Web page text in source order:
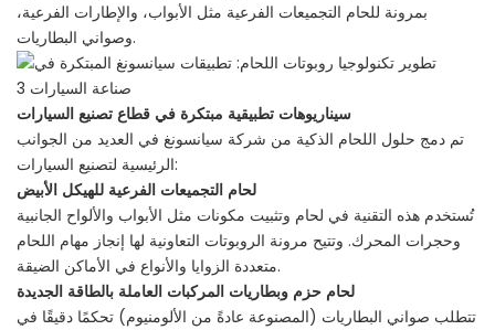
بمرونة للحام التجميعات الفرعية مثل الأبواب، والإطارات الفرعية،
وصواني البطاريات.
سيناريوهات تطبيقية مبتكرة في قطاع تصنيع السيارات
تم دمج حلول اللحام الذكية من شركة سيانسونغ في العديد من الجوانب
الرئيسية لتصنيع السيارات:
لحام التجميعات الفرعية للهيكل الأبيض
تُستخدم هذه التقنية في لحام وتثبيت مكونات مثل الأبواب والألواح الجانبية
وحجرات المحرك. وتتيح مرونة الروبوتات التعاونية لها إنجاز مهام اللحام
متعددة الزوايا والأنواع في الأماكن الضيقة.
لحام حزم وبطاريات المركبات العاملة بالطاقة الجديدة
تتطلب صواني البطاريات (المصنوعة عادةً من الألومنيوم) تحكمًا دقيقًا في